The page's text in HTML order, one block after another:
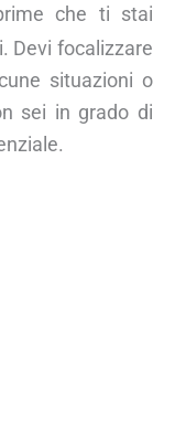
che ti stai
Devi focalizzare
situazioni o
sei in grado di